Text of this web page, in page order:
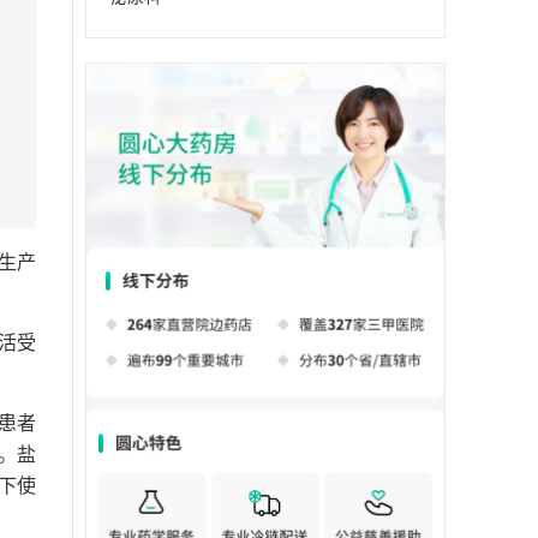
产
受
者
盐
使